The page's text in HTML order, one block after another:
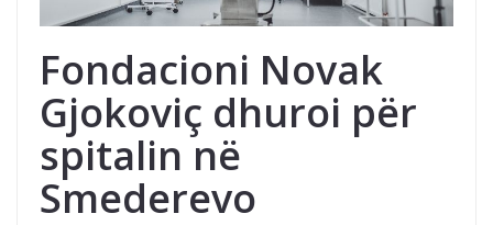
Fondacioni Novak
Gjokoviç dhuroi për
spitalin në
Smederevo